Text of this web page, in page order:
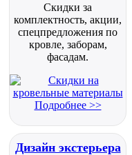
Скидки за
комплектность, акции,
спецпредложения по
кровле, заборам,
фасадам.
Подробнее >>
Дизайн экстерьера